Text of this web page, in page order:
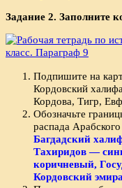
Задание 2. Заполните
Подпишите на
Кордовский
Кордова, Тигр,
Обозначьте
распада
Багдадский
Тахиридов —
коричневый,
Кордовский